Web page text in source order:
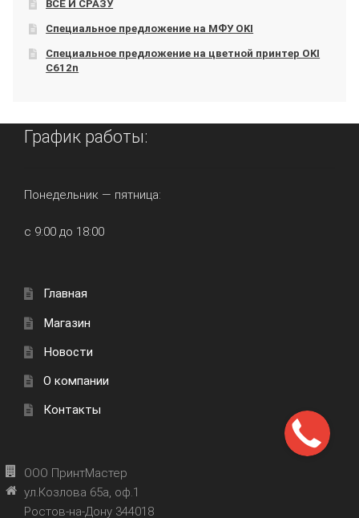
ВСЁ И СРАЗУ
Специальное предложение на МФУ OKI
Специальное предложение на цветной принтер OKI
C612n
График работы:
Понедельник — пятница:
с 9:00 до 18:00
Главная
Магазин
Новости
О компании
Контакты
ООО ПринтМастер
ул.Козлова 65а, оф.1
Ростов-на-Дону 344018